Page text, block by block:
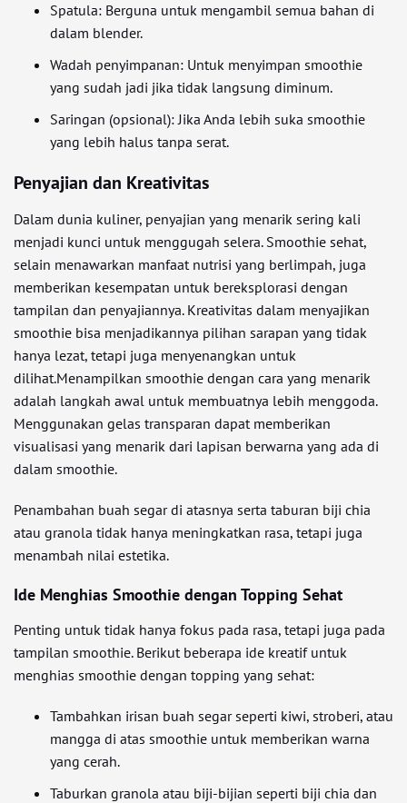
Spatula: Berguna untuk mengambil semua bahan di
dalam blender.
Wadah penyimpanan: Untuk menyimpan smoothie
yang sudah jadi jika tidak langsung diminum.
Saringan (opsional): Jika Anda lebih suka smoothie
yang lebih halus tanpa serat.
Penyajian dan Kreativitas
Dalam dunia kuliner, penyajian yang menarik sering kali
menjadi kunci untuk menggugah selera. Smoothie sehat,
selain menawarkan manfaat nutrisi yang berlimpah, juga
memberikan kesempatan untuk bereksplorasi dengan
tampilan dan penyajiannya. Kreativitas dalam menyajikan
smoothie bisa menjadikannya pilihan sarapan yang tidak
hanya lezat, tetapi juga menyenangkan untuk
dilihat.Menampilkan smoothie dengan cara yang menarik
adalah langkah awal untuk membuatnya lebih menggoda.
Menggunakan gelas transparan dapat memberikan
visualisasi yang menarik dari lapisan berwarna yang ada di
dalam smoothie.
Penambahan buah segar di atasnya serta taburan biji chia
atau granola tidak hanya meningkatkan rasa, tetapi juga
menambah nilai estetika.
Ide Menghias Smoothie dengan Topping Sehat
Penting untuk tidak hanya fokus pada rasa, tetapi juga pada
tampilan smoothie. Berikut beberapa ide kreatif untuk
menghias smoothie dengan topping yang sehat:
Tambahkan irisan buah segar seperti kiwi, stroberi, atau
mangga di atas smoothie untuk memberikan warna
yang cerah.
Taburkan granola atau biji-bijian seperti biji chia dan